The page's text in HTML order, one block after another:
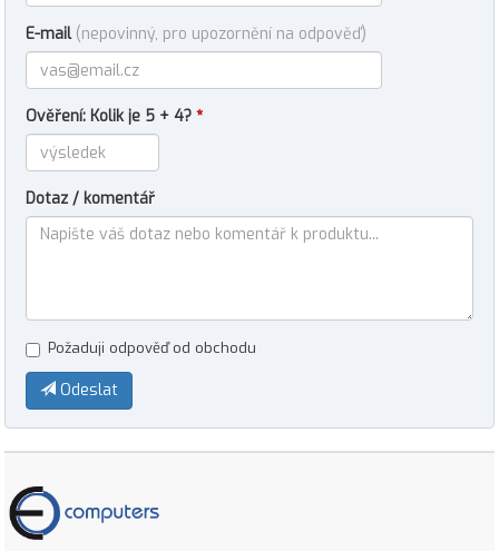
E-mail (nepovinný, pro upozornění na odpověď)
Ověření: Kolik je 5 + 4? *
Dotaz / komentář
Požaduji odpověď od obchodu
Odeslat